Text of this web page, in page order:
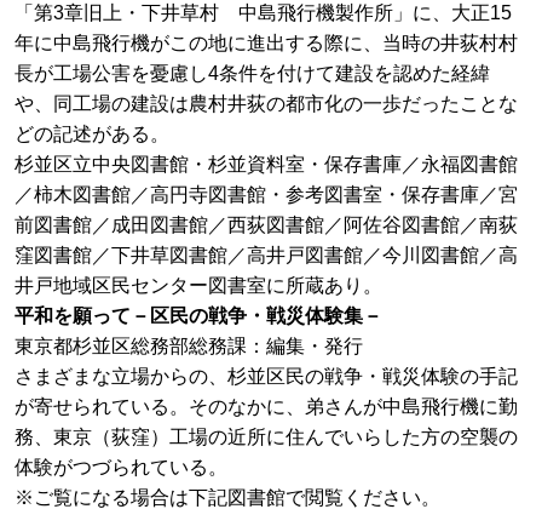
「第3章旧上・下井草村 中島飛行機製作所」に、大正15
年に中島飛行機がこの地に進出する際に、当時の井荻村村
長が工場公害を憂慮し4条件を付けて建設を認めた経緯
や、同工場の建設は農村井荻の都市化の一歩だったことな
どの記述がある。
杉並区立中央図書館・杉並資料室・保存書庫／永福図書館
／柿木図書館／高円寺図書館・参考図書室・保存書庫／宮
前図書館／成田図書館／西荻図書館／阿佐谷図書館／南荻
窪図書館／下井草図書館／高井戸図書館／今川図書館／高
井戸地域区民センター図書室に所蔵あり。
平和を願って－区民の戦争・戦災体験集－
東京都杉並区総務部総務課：編集・発行
さまざまな立場からの、杉並区民の戦争・戦災体験の手記
が寄せられている。そのなかに、弟さんが中島飛行機に勤
務、東京（荻窪）工場の近所に住んでいらした方の空襲の
体験がつづられている。
※ご覧になる場合は下記図書館で閲覧ください。